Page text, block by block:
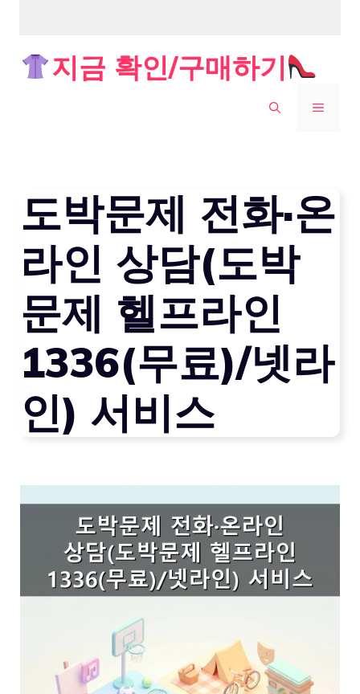
지금 확인/구매하기
MENU
도박문제 전화·온
라인 상담(도박
문제 헬프라인
1336(무료)/넷라
인) 서비스